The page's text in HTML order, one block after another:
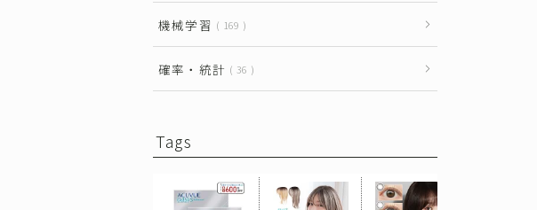
機械学習 169
確率・統計 36
Tags